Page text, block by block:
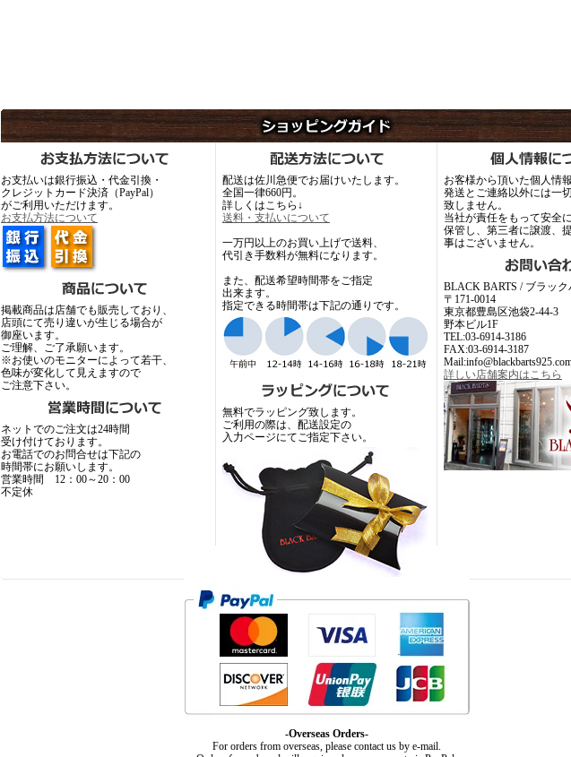
お支払いは銀行振込・代金引換・
クレジットカード決済（PayPal）
がご利用いただけます。
お支払方法について
掲載商品は店舗でも販売しており、
店頭にて売り違いが生じる場合が
御座います。
ご理解、ご了承願います。
※お使いのモニターによって若干、
色味が変化して見えますので
ご注意下さい。
ネットでのご注文は24時間
受け付けております。
お電話でのお問合せは下記の
時間帯にお願いします。
営業時間 12：00～20：00
不定休
配送は佐川急便でお届けいたします。
全国一律660円。
詳しくはこちら↓
送料・支払いについて
一万円以上のお買い上げで送料、
代引き手数料が無料になります。
また、配送希望時間帯をご指定
出来ます。
指定できる時間帯は下記の通りです。
無料でラッピング致します。
ご利用の際は、配送設定の
入力ページにてご指定下さい。
お客様から頂いた個人情
発送とご連絡以外には一
致しません。
当社が責任をもって安全に
保管し、第三者に譲渡、
事はございません。
BLACK BARTS / ブラック
〒171-0014
東京都豊島区池袋2-44-3
野本ビル1F
TEL:03-6914-3186
FAX:03-6914-3187
詳しい店舗案内はこちら
-Overseas Orders-
For orders from overseas, please contact us by e-mail.